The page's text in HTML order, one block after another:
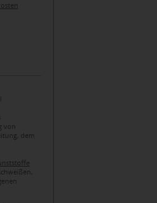
von
dem